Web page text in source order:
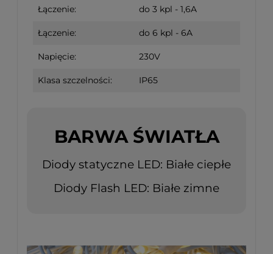
Łączenie: do 3 kpl - 1,6A
Łączenie: do 6 kpl - 6A
Napięcie: 230V
Klasa szczelności: IP65
BARWA ŚWIATŁA
Diody statyczne LED: Białe ciepłe
Diody Flash LED: Białe zimne